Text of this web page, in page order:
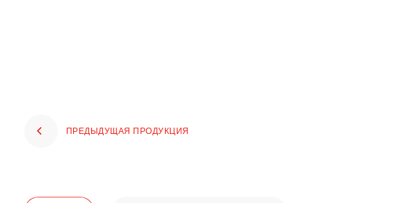
ПРЕДЫДУЩАЯ ПРОДУКЦИЯ